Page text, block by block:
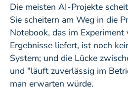
Die meisten AI-Projekte
Sie scheitern am Weg in die
Notebook, das im Experiment
Ergebnisse liefert, ist noch
System; und die Lücke
und "läuft zuverlässig im
man erwarten würde.